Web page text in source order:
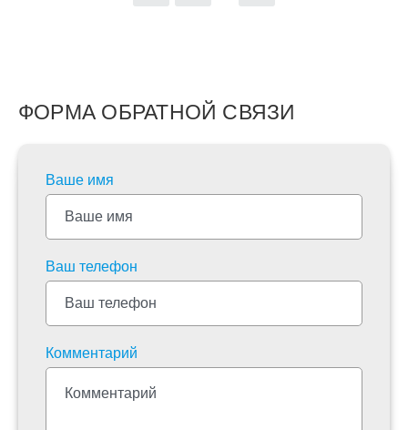
ФОРМА ОБРАТНОЙ СВЯЗИ
Ваше имя
Ваш телефон
Комментарий